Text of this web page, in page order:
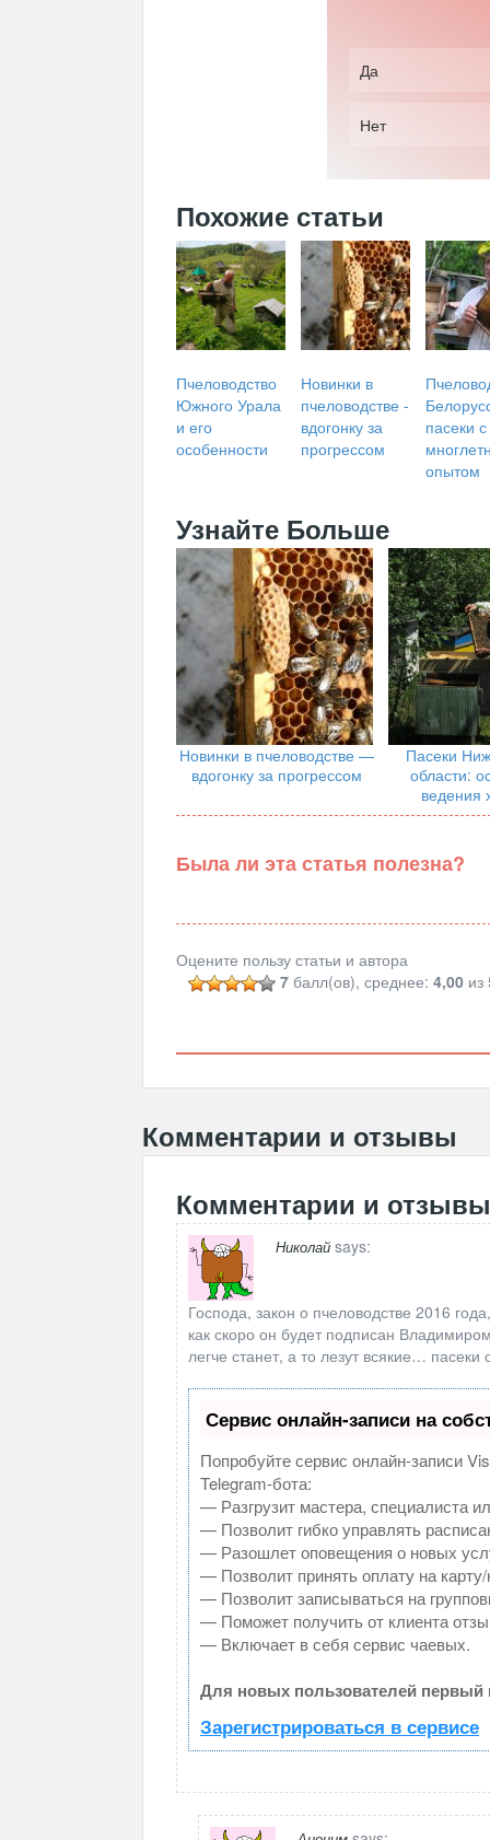
Да
Нет
Похожие статьи
Пчеловодство
Южного Урала
и его
особенности
Новинки в
пчеловодстве -
вдогонку за
прогрессом
пасеки с
опытом
Узнайте Больше
Новинки в пчеловодстве —
вдогонку за прогрессом
Пасеки
области:
ведения
Была ли эта статья полезна?
Оцените пользу статьи и автора
7 балл(ов), среднее:4,00 из
Комментарии и отзывы
Комментарии и отзывы
Николай says:
Господа, закон о пчеловодстве 2016
как скоро он будет подписан
легче станет, а то лезут всякие…
Сервис онлайн-записи на
Попробуйте сервис онлайн-записи
Telegram-бота:
— Разгрузит мастера, специалиста
— Позволит гибко управлять
— Разошлет оповещения о новых
— Позволит принять оплату на
— Позволит записываться на
— Поможет получить от клиента
— Включает в себя сервис чаевых.
Для новых пользователей первый
Зарегистрироваться в сервисе